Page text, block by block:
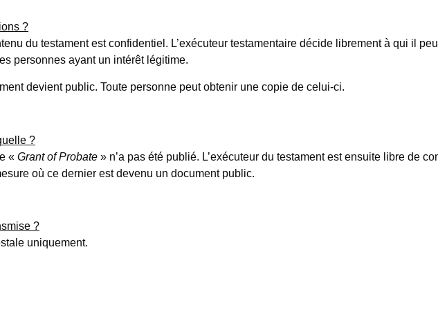
?
du testament est confidentiel. L’exécuteur testamentaire décide librement à qui il
personnes ayant un intérêt légitime.
devient public. Toute personne peut obtenir une copie de celui-ci.
?
« Grant of Probate » n’a pas été publié. L’exécuteur du testament est ensuite libre de
où ce dernier est devenu un document public.
?
uniquement.